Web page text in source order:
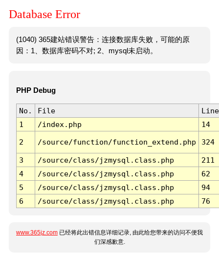
Database Error
(1040) 365建站错误警告：连接数据库失败，可能的原
因：1、数据库密码不对; 2、mysql未启动。
PHP Debug
No. File
Line
1
/index.php 14
2 /source/function/function_extend.php 324
3 /source/class/jzmysql.class.php
211
4
/source/class/jzmysql.class.php
62
5
/source/class/jzmysql.class.php
94
6
/source/class/jzmysql.class.php 76
www.365jz.com 已经将此出错信息详细记录, 由此给您带来的访问不便我
们深感歉意.